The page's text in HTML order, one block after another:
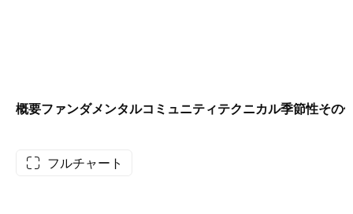
概要ファンダメンタルコミュニティテクニカル季節性その
フルチャート